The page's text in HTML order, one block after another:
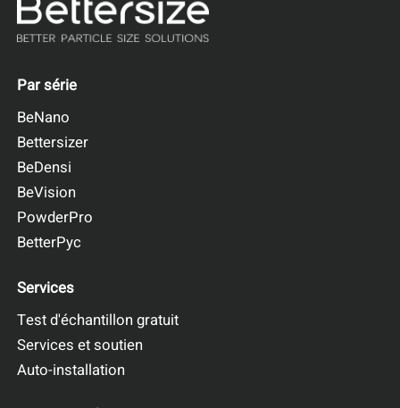
Par série
BeNano
Bettersizer
BeDensi
BeVision
PowderPro
BetterPyc
Services
Test d'échantillon gratuit
Services et soutien
Auto-installation